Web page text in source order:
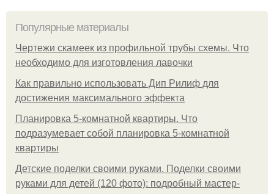
Популярные материалы
Чертежи скамеек из профильной трубы схемы. Что
необходимо для изготовления лавочки
Как правильно использовать Дип Рилиф для
достижения максимального эффекта
Планировка 5-комнатной квартиры. Что
подразумевает собой планировка 5-комнатной
квартиры
Детские поделки своими руками. Поделки своими
руками для детей (120 фото): подробный мастер-